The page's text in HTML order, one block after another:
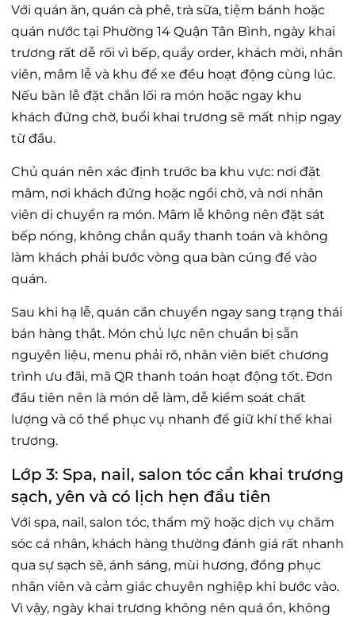
Với quán ăn, quán cà phê, trà sữa, tiệm bánh hoặc
quán nước tại Phường 14 Quận Tân Bình, ngày khai
trương rất dễ rối vì bếp, quầy order, khách mời, nhân
viên, mâm lễ và khu để xe đều hoạt động cùng lúc.
Nếu bàn lễ đặt chắn lối ra món hoặc ngay khu
khách đứng chờ, buổi khai trương sẽ mất nhịp ngay
từ đầu.
Chủ quán nên xác định trước ba khu vực: nơi đặt
mâm, nơi khách đứng hoặc ngồi chờ, và nơi nhân
viên di chuyển ra món. Mâm lễ không nên đặt sát
bếp nóng, không chắn quầy thanh toán và không
làm khách phải bước vòng qua bàn cúng để vào
quán.
Sau khi hạ lễ, quán cần chuyển ngay sang trạng thái
bán hàng thật. Món chủ lực nên chuẩn bị sẵn
nguyên liệu, menu phải rõ, nhân viên biết chương
trình ưu đãi, mã QR thanh toán hoạt động tốt. Đơn
đầu tiên nên là món dễ làm, dễ kiểm soát chất
lượng và có thể phục vụ nhanh để giữ khí thế khai
trương.
Lớp 3: Spa, nail, salon tóc cần khai trương
sạch, yên và có lịch hẹn đầu tiên
Với spa, nail, salon tóc, thẩm mỹ hoặc dịch vụ chăm
sóc cá nhân, khách hàng thường đánh giá rất nhanh
qua sự sạch sẽ, ánh sáng, mùi hương, đồng phục
nhân viên và cảm giác chuyên nghiệp khi bước vào.
Vì vậy, ngày khai trương không nên quá ồn, không